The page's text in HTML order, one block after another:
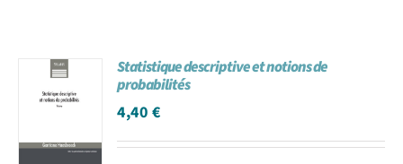
Statistique descriptive et notions de
probabilités
4,40€